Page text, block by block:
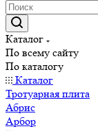
Каталог
По всему сайту
По каталогу
Каталог
Тротуарная плита
Абрис
Арбор